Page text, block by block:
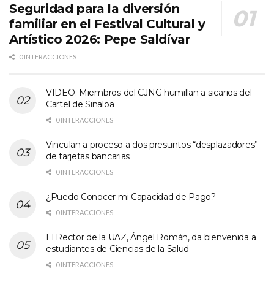
Seguridad para la diversión
familiar en el Festival Cultural y
Artístico 2026: Pepe Saldívar
0 INTERACCIONES
VIDEO: Miembros del CJNG humillan a sicarios del
Cartel de Sinaloa
0 INTERACCIONES
Vinculan a proceso a dos presuntos “desplazadores”
de tarjetas bancarias
0 INTERACCIONES
¿Puedo Conocer mi Capacidad de Pago?
0 INTERACCIONES
El Rector de la UAZ, Ángel Román, da bienvenida a
estudiantes de Ciencias de la Salud
0 INTERACCIONES